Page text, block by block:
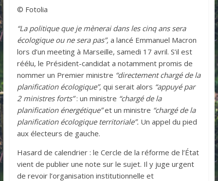
© Fotolia
“La politique que je mènerai dans les cinq ans sera
écologique ou ne sera pas”, a lancé Emmanuel Macron
lors d’un meeting à Marseille, samedi 17 avril. S’il est
réélu, le Président-candidat a notamment promis de
nommer un Premier ministre “directement chargé de la
planification écologique”, qui serait alors “appuyé par
2 ministres forts”: un ministre “chargé de la
planification énergétique”et un ministre “chargé de la
planification écologique territoriale”. Un appel du pied
aux électeurs de gauche.
Hasard de calendrier : le Cercle de la réforme de l’État
vient de publier une note sur le sujet. Il y juge urgent
de revoir l’organisation institutionnelle et